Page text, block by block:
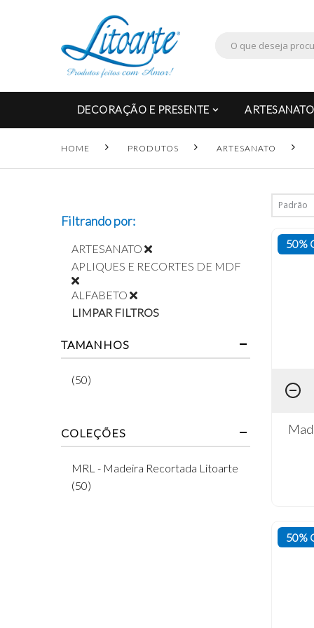
DECORAÇÃO E PRESENTE ARTESANATO
HOME PRODUTOS ARTESANATO
50%
50%
Filtrando por:
ARTESANATO
APLIQUES E RECORTES DE MDF
ALFABETO
LIMPAR FILTROS
TAMANHOS
(50)
COLEÇÕES
MRL - Madeira Recortada Litoarte
(50)